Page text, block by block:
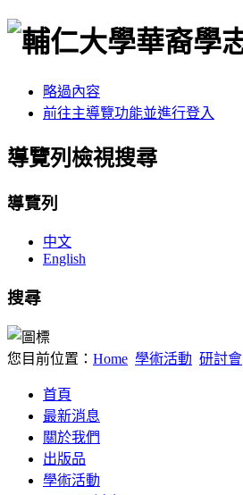
略過內容
前往主導覽功能並進行登入
導覽列檢視搜尋
導覽列
中文
English
搜尋
您目前位置： Home 學術活動 研討會
首頁
最新消息
關於我們
出版品
學術活動